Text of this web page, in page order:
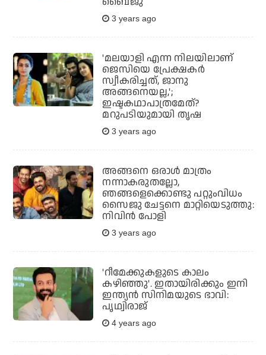
3 years ago
'മലയാളി എന്ന നിലയിലാണ്
ജെസിയെ പ്രേക്ഷകര്‍
സ്വീകരിച്ചത്, ജാനു
അങ്ങനെയല്ല,';
ഇഷ്ടകഥാപാത്രമേത്?
മറുപടിയുമായി തൃഷ
3 years ago
അങ്ങനെ ഒരാള്‍ മാത്രം
നന്നാകരുതല്ലോ,
ഞങ്ങളെക്കൊണ്ടു പറ്റുംവിധം
സൈജു ചേട്ടനെ മാറ്റിയെടുത്തു:
നിവിന്‍ പോളി
3 years ago
'റീമേക്കുകളുടെ കാലം
കഴിഞ്ഞു'. ഇതായിരിക്കും ഇനി
ഇന്ത്യന്‍ സിനിമയുടെ ഭാവി:
പൃഥ്വിരാജ്
4 years ago